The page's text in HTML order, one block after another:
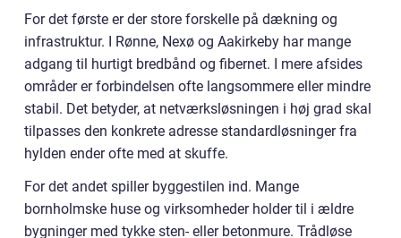
For det første er der store forskelle på dækning og
infrastruktur. I Rønne, Nexø og Aakirkeby har mange
adgang til hurtigt bredbånd og fibernet. I mere afsides
områder er forbindelsen ofte langsommere eller mindre
stabil. Det betyder, at netværksløsningen i høj grad skal
tilpasses den konkrete adresse standardløsninger fra
hylden ender ofte med at skuffe.
For det andet spiller byggestilen ind. Mange
bornholmske huse og virksomheder holder til i ældre
bygninger med tykke sten- eller betonmure. Trådløse